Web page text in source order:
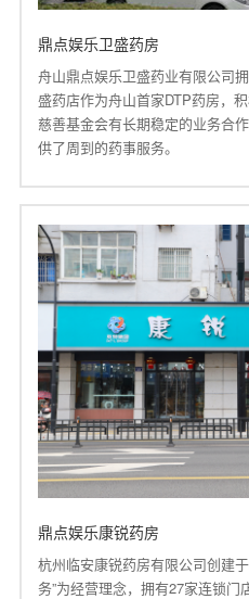
鼎点娱乐卫盛药房
舟山鼎点娱乐卫盛药业有限公司
盛药店作为舟山首家DTP药房，
慈善基金会有长期稳定的业务合
供了周到的药事服务。
鼎点娱乐康锐药房
杭州临安康锐药房有限公司创建
务”为经营理念，拥有27家连锁